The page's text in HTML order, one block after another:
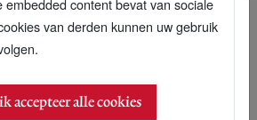
embedded content bevat van sociale
van derden kunnen uw gebruik
accepteer alle cookies